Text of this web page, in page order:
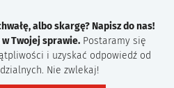
albo skargę? Napisz do nas!
Twojej sprawie. Postaramy się
i uzyskać odpowiedź od
Nie zwlekaj!